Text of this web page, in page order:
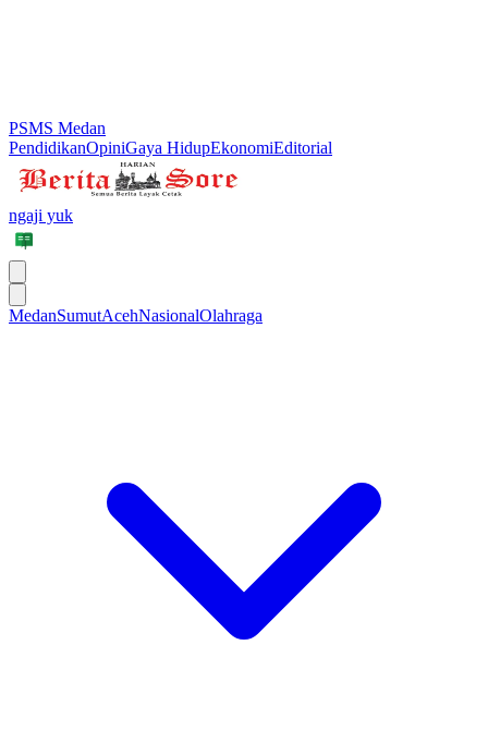
PSMS Medan
PendidikanOpiniGaya HidupEkonomiEditorial
ngaji yuk
MedanSumutAcehNasionalOlahraga